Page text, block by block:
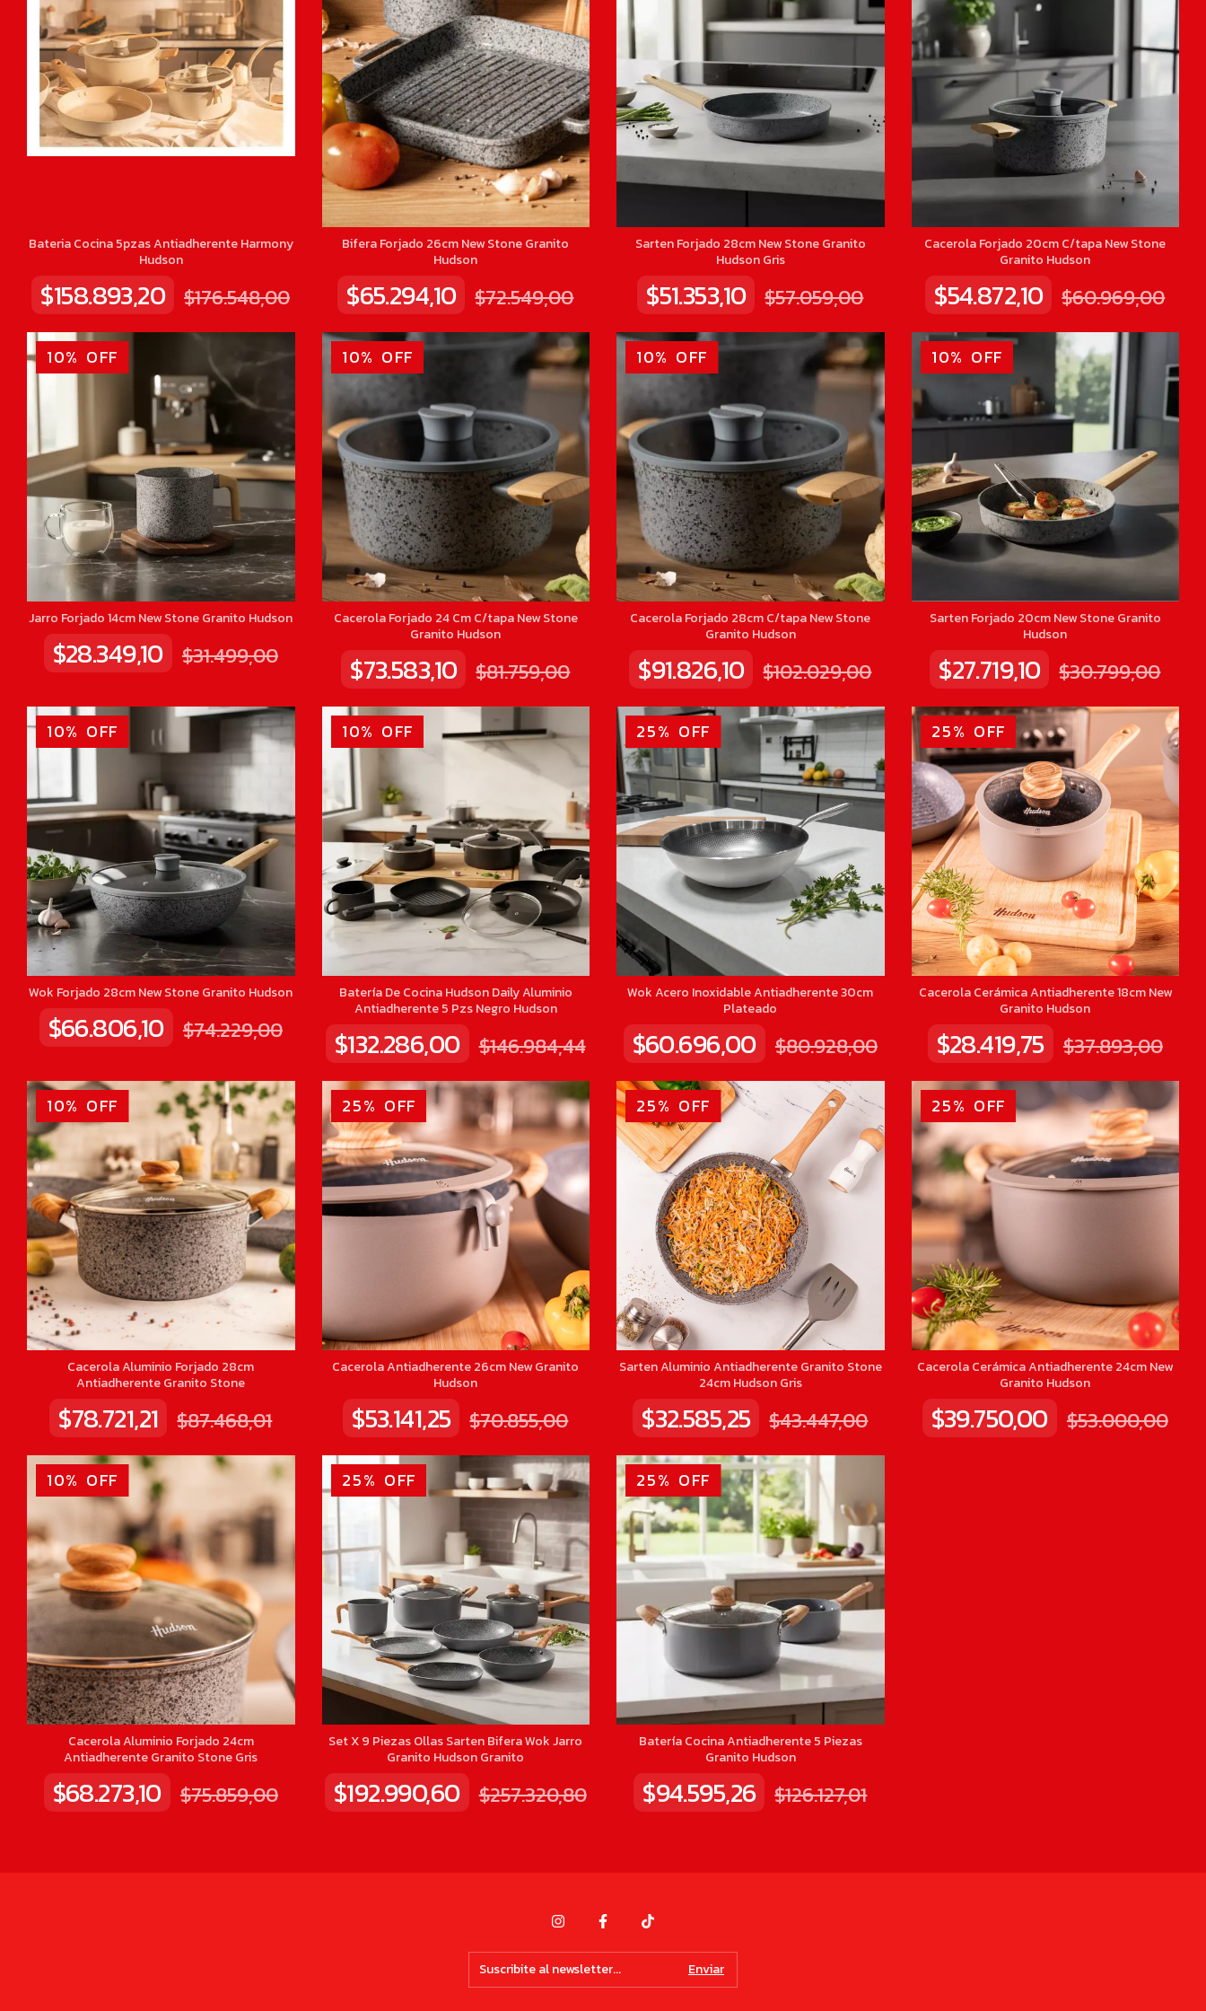
Bateria Cocina 5pzas Antiadherente Harmony
Hudson
$158.893,20 $176.548,00
Bifera Forjado 26cm New Stone Granito
Hudson
$65.294,10 $72.549,00
Sarten Forjado 28cm New Stone Granito
Hudson Gris
$51.353,10 $57.059,00
Cacerola Forjado 20cm C/tapa New Stone
Granito Hudson
$54.872,10 $60.969,00
10% OFF
Jarro Forjado 14cm New Stone Granito Hudson
$28.349,10 $31.499,00
10% OFF
Cacerola Forjado 24 Cm C/tapa New Stone
Granito Hudson
$73.583,10 $81.759,00
10% OFF
Cacerola Forjado 28cm C/tapa New Stone
Granito Hudson
$91.826,10 $102.029,00
10% OFF
Sarten Forjado 20cm New Stone Granito
Hudson
$27.719,10 $30.799,00
10% OFF
Wok Forjado 28cm New Stone Granito Hudson
$66.806,10 $74.229,00
10% OFF
Batería De Cocina Hudson Daily Aluminio
Antiadherente 5 Pzs Negro Hudson
$132.286,00 $146.984,44
25% OFF
Wok Acero Inoxidable Antiadherente 30cm
Plateado
$60.696,00 $80.928,00
25% OFF
Cacerola Cerámica Antiadherente 18cm New
Granito Hudson
$28.419,75 $37.893,00
10% OFF
Cacerola Aluminio Forjado 28cm
Antiadherente Granito Stone
$78.721,21 $87.468,01
25% OFF
Cacerola Antiadherente 26cm New Granito
Hudson
$53.141,25 $70.855,00
25% OFF
Sarten Aluminio Antiadherente Granito Stone
24cm Hudson Gris
$32.585,25 $43.447,00
25% OFF
Cacerola Cerámica Antiadherente 24cm New
Granito Hudson
$39.750,00 $53.000,00
10% OFF
Cacerola Aluminio Forjado 24cm
Antiadherente Granito Stone Gris
$68.273,10 $75.859,00
25% OFF
Set X 9 Piezas Ollas Sarten Bifera Wok Jarro
Granito Hudson Granito
$192.990,60 $257.320,80
25% OFF
Batería Cocina Antiadherente 5 Piezas
Granito Hudson
$94.595,26 $126.127,01